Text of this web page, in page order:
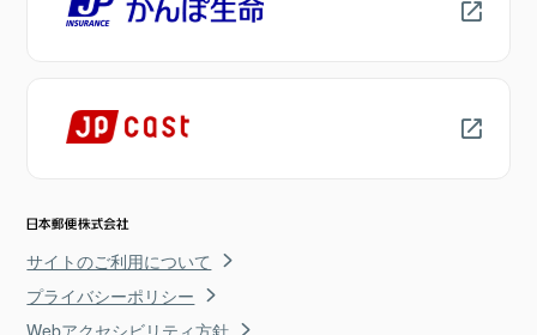
サイトのご利用について
プライバシーポリシー
Webアクセシビリティ方針